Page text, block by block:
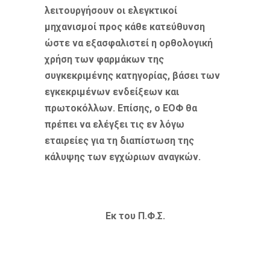
λειτουργήσουν οι ελεγκτικοί
μηχανισμοί προς κάθε κατεύθυνση
ώστε να εξασφαλιστεί η ορθολογική
χρήση των φαρμάκων της
συγκεκριμένης κατηγορίας, βάσει των
εγκεκριμένων ενδείξεων και
πρωτοκόλλων. Επίσης, ο ΕΟΦ θα
πρέπει να ελέγξει τις εν λόγω
εταιρείες για τη διαπίστωση της
κάλυψης των εγχώριων αναγκών.
Εκ του Π.Φ.Σ.